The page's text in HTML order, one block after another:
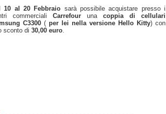
10 al 20 Febbraio sarà possibile acquistare presso i
commerciali Carrefour una coppia di cellulari
C3300 ( per lei nella versione Hello Kitty) con
sconto di 30,00 euro